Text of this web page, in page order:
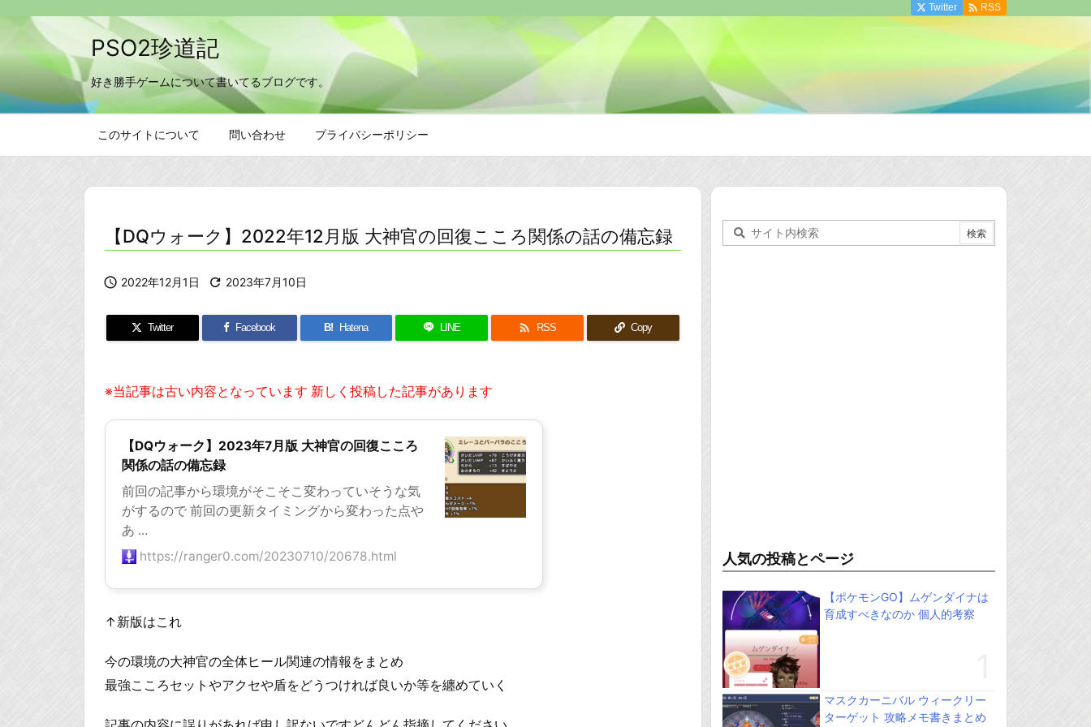
PSO2珍道記
好き勝手ゲームについて書いてるブログです。
このサイトについて 問い合わせ プライバシーポリシー
Twitter  RSS
【DQウォーク】2022年12月版 大神官の回復こころ関係の話の備忘録
 2022年12月1日  2023年7月10日
Twitter Facebook B! Hatena LINE  RSS Copy
※当記事は古い内容となっています 新しく投稿した記事があります
【DQウォーク】2023年7月版 大神官の回復こころ
関係の話の備忘録
前回の記事から環境がそこそこ変わっていそうな気
がするので 前回の更新タイミングから変わった点や
あ ...
https://ranger0.com/20230710/20678.html
↑新版はこれ
今の環境の大神官の全体ヒール関連の情報をまとめ
最強こころセットやアクセや盾をどうつければ良いか等を纏めていく
人気の投稿とページ
【ポケモンGO】ムゲンダイナは
育成すべきなのか 個人的考察
マスクカーニバル ウィークリー
ターゲット 攻略メモ書きまとめ